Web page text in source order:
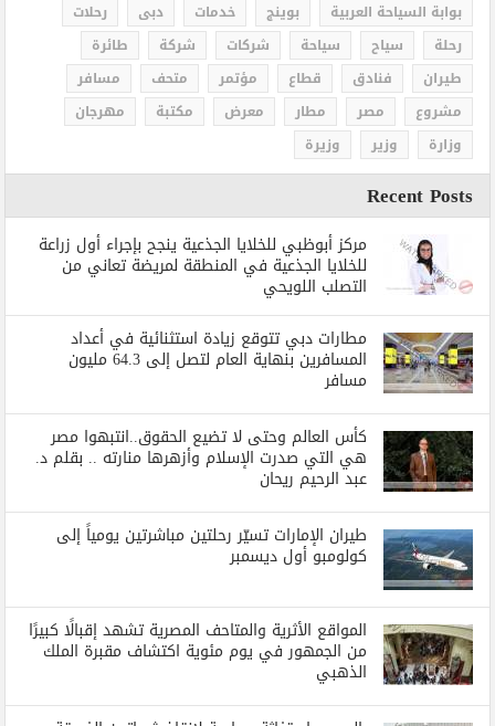
بوابة السياحة العربية
بوينج خدمات دبى
رحلات
رحلة
سياح سياحة شركات شركة
طائرة
طيران
فنادق قطاع مؤتمر متحف
مسافر
مشروع
مصر مطار معرض مكتبة
مهرجان
وزارة
وزير وزيرة
Recent Posts
مركز أبوظبي للخلايا الجذعية ينجح بإجراء أول زراعة
للخلايا الجذعية في المنطقة لمريضة تعاني من
التصلب اللويحي
مطارات دبي تتوقع زيادة استثنائية في أعداد
المسافرين بنهاية العام لتصل إلى 64.3 مليون
مسافر
كأس العالم وحتى لا تضيع الحقوق..انتبهوا مصر
هي التي صدرت الإسلام وأزهرها منارته .. بقلم د.
عبد الرحيم ريحان
طيران الإمارات تسيّر رحلتين مباشرتين يومياً إلى
كولومبو أول ديسمبر
المواقع الأثرية والمتاحف المصرية تشهد إقبالًا كبيرًا
من الجمهور في يوم مئوية اكتشاف مقبرة الملك
الذهبي